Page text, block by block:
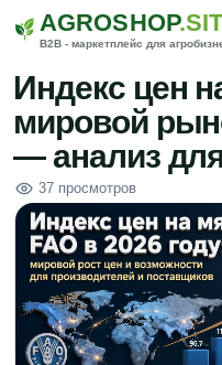
AGROSHOP
B2B - маркетплейс для
Индекс цен
мировой
— анализ
37 просмотров